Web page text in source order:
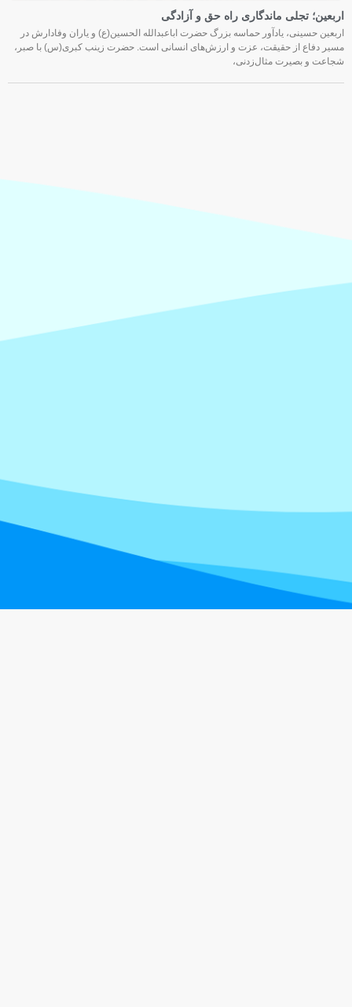
اربعین؛ تجلی ماندگاری راه حق و آزادگی
اربعین حسینی، یادآور حماسه بزرگ حضرت اباعبدالله الحسین(ع) و یاران وفادارش در
مسیر دفاع از حقیقت، عزت و ارزش‌های انسانی است. حضرت زینب کبری(س) با صبر،
شجاعت و بصیرت مثال‌زدنی،